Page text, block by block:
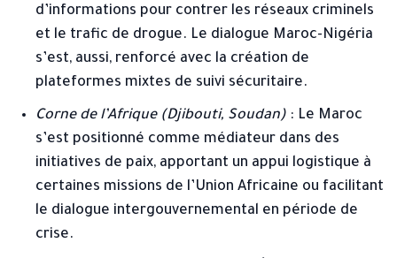
d’informations pour contrer les réseaux criminels
et le trafic de drogue. Le dialogue Maroc-Nigéria
s’est, aussi, renforcé avec la création de
plateformes mixtes de suivi sécuritaire.
Corne de l’Afrique (Djibouti, Soudan) : Le Maroc
s’est positionné comme médiateur dans des
initiatives de paix, apportant un appui logistique à
certaines missions de l’Union Africaine ou facilitant
le dialogue intergouvernemental en période de
crise.